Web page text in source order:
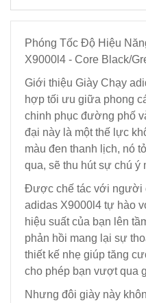
Phóng Tốc Độ Hiệu
X9000l4 - Core Black/
Giới thiệu Giày Chạy
hợp tối ưu giữa phong
chinh phục đường phố
đại này là một thế lực
màu đen thanh lịch, nó
qua, sẽ thu hút sự chú ý
Được chế tác với người
adidas X9000l4 tự hào
hiệu suất của bạn lên
phản hồi mang lại sự
thiết kế nhẹ giúp tăng
cho phép bạn vượt qua
Nhưng đôi giày này